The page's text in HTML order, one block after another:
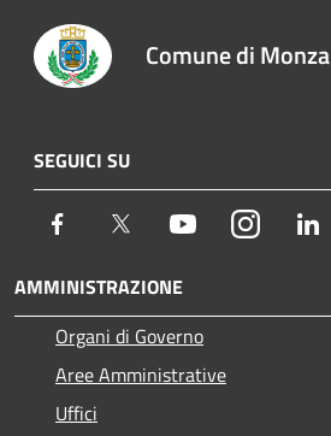
Comune di Monza
SEGUICI SU
Facebook Twitter YoutubeInstagram
AMMINISTRAZIONE
Organi di Governo
Aree Amministrative
Uffici